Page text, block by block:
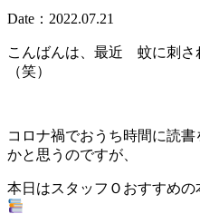
Date：2022.07.21
こんばんは、最近 蚊に刺さ
（笑）
コロナ禍でおうち時間に読
かと思うのですが、
本日はスタッフＯおすすめ